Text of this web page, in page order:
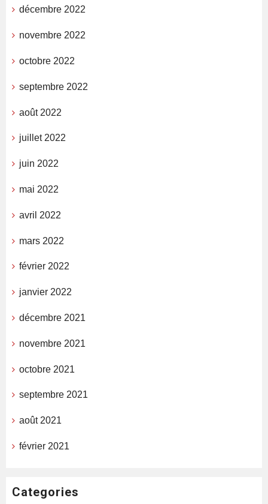
décembre 2022
novembre 2022
octobre 2022
septembre 2022
août 2022
juillet 2022
juin 2022
mai 2022
avril 2022
mars 2022
février 2022
janvier 2022
décembre 2021
novembre 2021
octobre 2021
septembre 2021
août 2021
février 2021
Categories